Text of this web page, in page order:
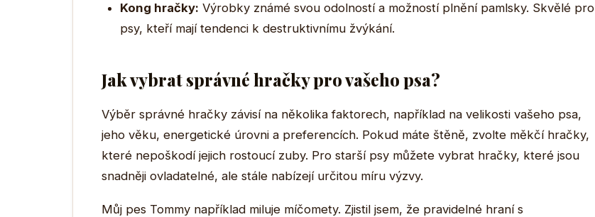
Kong hračky: Výrobky známé svou odolností a možností plnění pamlsky. Skvělé pro
psy, kteří mají tendenci k destruktivnímu žvýkání.
Jak vybrat správné hračky pro vašeho psa?
Výběr správné hračky závisí na několika faktorech, například na velikosti vašeho psa,
jeho věku, energetické úrovni a preferencích. Pokud máte štěně, zvolte měkčí hračky,
které nepoškodí jejich rostoucí zuby. Pro starší psy můžete vybrat hračky, které jsou
snadněji ovladatelné, ale stále nabízejí určitou míru výzvy.
Můj pes Tommy například miluje míčomety. Zjistil jsem, že pravidelné hraní s